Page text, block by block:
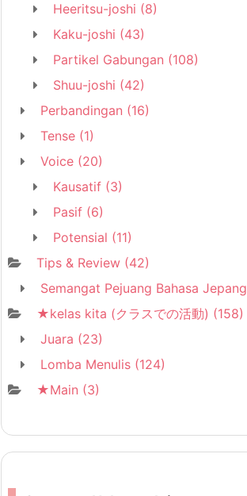
Heeritsu-joshi (8)
Kaku-joshi (43)
Partikel Gabungan (108)
Shuu-joshi (42)
Perbandingan (16)
Tense (1)
Voice (20)
Kausatif (3)
Pasif (6)
Potensial (11)
Tips & Review (42)
Semangat Pejuang Bahasa Jepang
★kelas kita (クラスでの活動) (158)
Juara (23)
Lomba Menulis (124)
★Main (3)